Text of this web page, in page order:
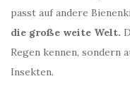
passt auf andere
die große weite Welt.
Regen kennen, sondern
Insekten.